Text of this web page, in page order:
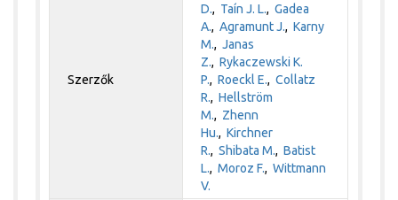
Szerzők
D., Taín J. L.,Gadea
A.,Agramunt J.,Karny
M.,Janas
Z.,Rykaczewski K.
P.,Roeckl E.,Collatz
R.,Hellström
M., Zhenn
Hu.,Kirchner
R.,Shibata M.,Batist
L.,Moroz F.,Wittmann
V.